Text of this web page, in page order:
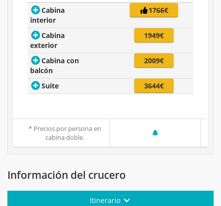
Cabina
interior
1766€
Cabina
exterior
1949€
Cabina con
balcón
2009€
Suite 3644€
* Precios por persona en
cabina doble.
Información del crucero
Itinerario